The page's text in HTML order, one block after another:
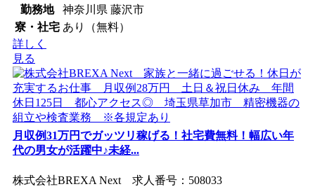
勤務地
神奈川県 藤沢市
寮・社宅 あり（無料）
詳しく
見る
月収例31万円でガッツリ稼げる！社宅費無料！幅広い年
代の男女が活躍中♪未経...
株式会社BREXA Next 求人番号：508033